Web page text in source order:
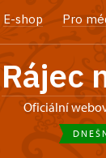
E-shop Pro
Rájec
Oficiální